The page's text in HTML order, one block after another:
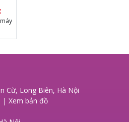
Cừ, Long Biên, Hà Nội
| Xem bản đồ